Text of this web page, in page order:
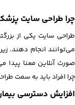
چرا طراحی سایت
طراحی سایت یکی از
می‌توانند انجام دهند.
صورت آنلاین معنا پیدا
چرا افراد باید به سمت
افزایش دسترسی